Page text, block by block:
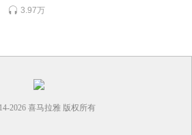
3.97万
2026 喜马拉雅 版权所有